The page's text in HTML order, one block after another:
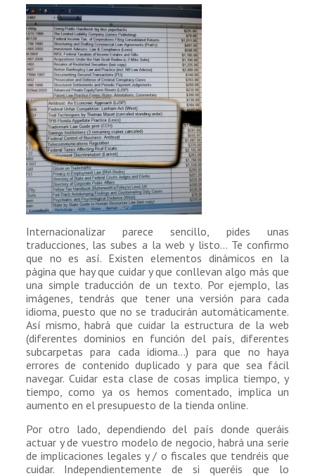
Internacionalizar parece sencillo, pides unas
traducciones, las subes a la web y listo… Te confirmo
que no es así. Existen elementos dinámicos en la
página que hay que cuidar y que conllevan algo más que
una simple traducción de un texto. Por ejemplo, las
imágenes, tendrás que tener una versión para cada
idioma, puesto que no se traducirán automáticamente.
Así mismo, habrá que cuidar la estructura de la web
(diferentes dominios en función del país, diferentes
subcarpetas para cada idioma…) para que no haya
errores de contenido duplicado y para que sea fácil
navegar. Cuidar esta clase de cosas implica tiempo, y
tiempo, como ya os hemos comentado, implica un
aumento en el presupuesto de la tienda online.
Por otro lado, dependiendo del país donde queráis
actuar y de vuestro modelo de negocio, habrá una serie
de implicaciones legales y / o fiscales que tendréis que
cuidar. Independientemente de si queréis que lo